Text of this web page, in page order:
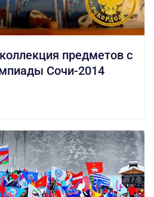
предметов с
Сочи-2014